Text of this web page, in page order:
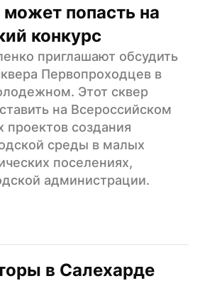
попасть на
конкурс
приглашают обсудить
Первопроходцев в
Этот сквер
на Всероссийском
проектов создания
среды в малых
поселениях,
администрации.
в Салехарде